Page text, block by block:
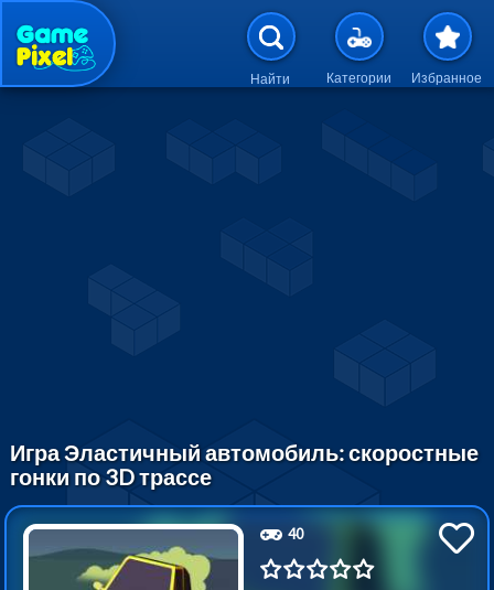
Перейти к основному
Найти Категории Избранное
Игра Эластичный автомобиль: скоростные
гонки по 3D трассе
40